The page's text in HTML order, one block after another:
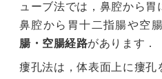
ューブ法では，鼻腔から胃
鼻腔から胃十二指腸や空
腸・空腸経路があります．
瘻孔法は，体表面上に瘻孔